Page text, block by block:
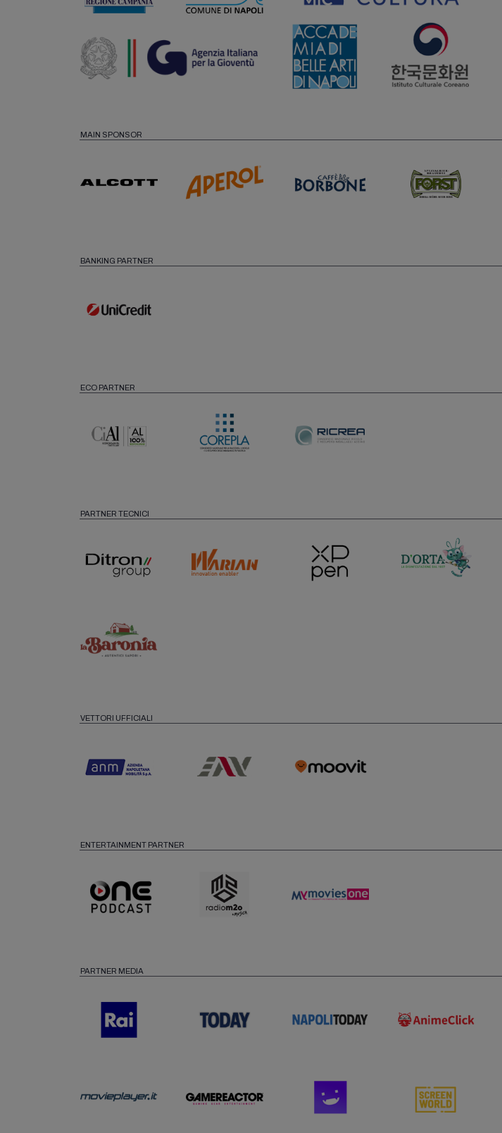
MAIN SPONSOR
BANKING PARTNER
ECO PARTNER
PARTNER TECNICI
VETTORI UFFICIALI
ENTERTAINMENT PARTNER
PARTNER MEDIA